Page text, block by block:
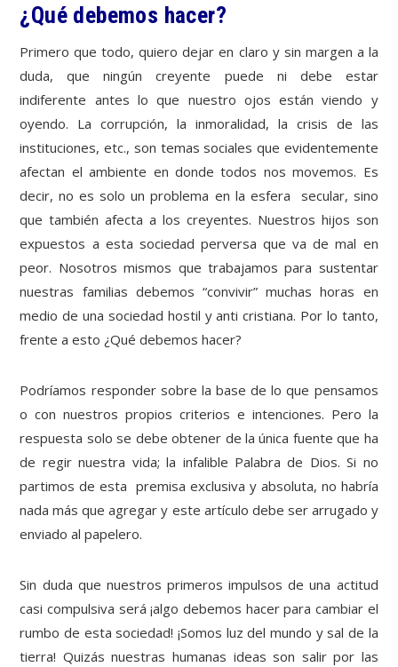
¿Qué debemos hacer?
Primero que todo, quiero dejar en claro y sin margen a la
duda, que ningún creyente puede ni debe estar
indiferente antes lo que nuestro ojos están viendo y
oyendo. La corrupción, la inmoralidad, la crisis de las
instituciones, etc., son temas sociales que evidentemente
afectan el ambiente en donde todos nos movemos. Es
decir, no es solo un problema en la esfera secular, sino
que también afecta a los creyentes. Nuestros hijos son
expuestos a esta sociedad perversa que va de mal en
peor. Nosotros mismos que trabajamos para sustentar
nuestras familias debemos “convivir” muchas horas en
medio de una sociedad hostil y anti cristiana. Por lo tanto,
frente a esto ¿Qué debemos hacer?
Podríamos responder sobre la base de lo que pensamos
o con nuestros propios criterios e intenciones. Pero la
respuesta solo se debe obtener de la única fuente que ha
de regir nuestra vida; la infalible Palabra de Dios. Si no
partimos de esta premisa exclusiva y absoluta, no habría
nada más que agregar y este artículo debe ser arrugado y
enviado al papelero.
Sin duda que nuestros primeros impulsos de una actitud
casi compulsiva será ¡algo debemos hacer para cambiar el
rumbo de esta sociedad! ¡Somos luz del mundo y sal de la
tierra! Quizás nuestras humanas ideas son salir por las